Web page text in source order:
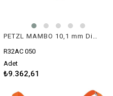
R32AC 050
Adet
₺9.362,61